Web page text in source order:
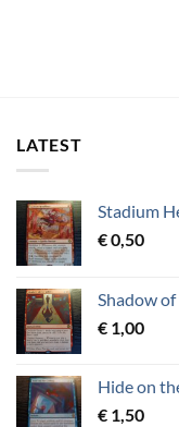
LATEST
Stadium
€0,50
Shadow
€ 1,00
Hide on
€ 1,50